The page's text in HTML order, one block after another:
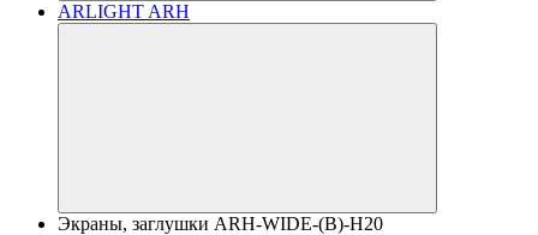
ARLIGHT ARH
Экраны, заглушки ARH-WIDE-(B)-H20